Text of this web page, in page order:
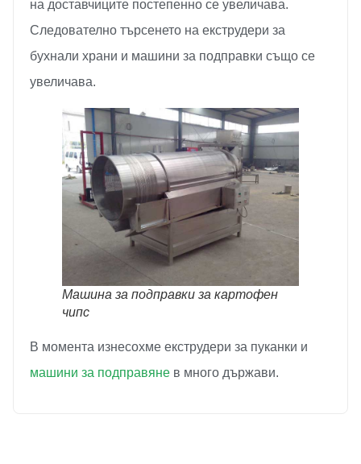
на доставчиците постепенно се увеличава.
Следователно търсенето на екструдери за
бухнали храни и машини за подправки също се
увеличава.
Машина за подправки за картофен
чипс
В момента изнесохме екструдери за пуканки и
машини за подправяне в много държави.